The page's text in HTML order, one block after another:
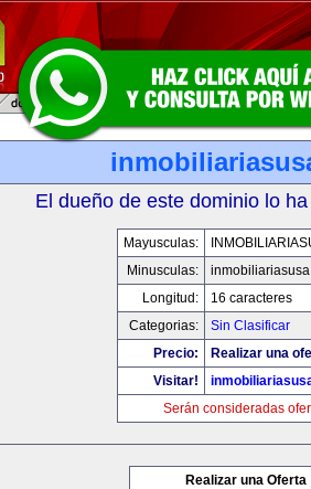
El dueño de este dominio lo
Mayusculas:
Minusculas:
Longitud:
16 caracteres
Categorias:
Sin Clasificar
Precio:
Realizar una
Visitar!
Serán consideradas
Realizar una Oferta